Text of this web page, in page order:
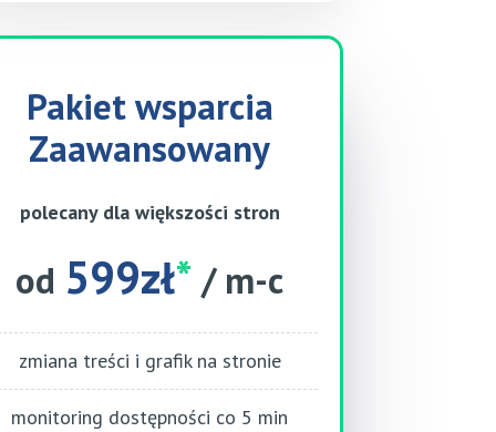
Pakiet wsparcia
Zaawansowany
polecany dla większości stron
od 599zł* / m-c
zmiana treści i grafik na stronie
monitoring dostępności co 5 min